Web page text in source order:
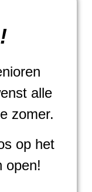
alle
zomer.
op het
open!